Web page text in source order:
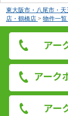
東大阪市・八尾市・
店・鶴橋店 > 物件一覧
アー
アーク
アー